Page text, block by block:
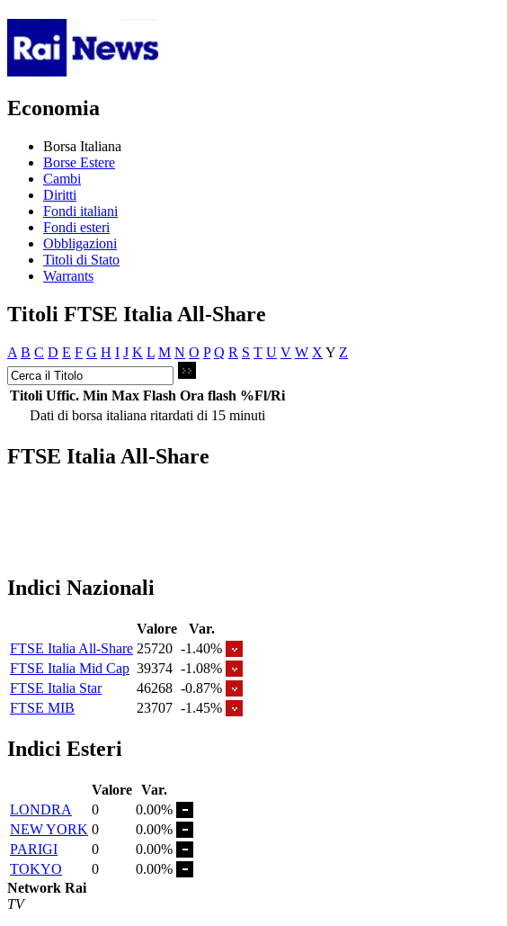
Economia
Borsa Italiana
Borse Estere
Cambi
Diritti
Fondi italiani
Fondi esteri
Obbligazioni
Titoli di Stato
Warrants
Titoli FTSE Italia All-Share
A B C D E F G H I J K L M N O P Q R S T U V W X Y Z
Titoli Uffic. Min Max Flash Ora flash %Fl/Ri
Dati di borsa italiana ritardati di 15 minuti
FTSE Italia All-Share
Indici Nazionali
Valore
Var.
FTSE Italia All-Share 25720 -1.40%
FTSE Italia Mid Cap 39374 -1.08%
FTSE Italia Star
46268 -0.87%
FTSE MIB
23707 -1.45%
Indici Esteri
Valore Var.
LONDRA
0
0.00%
NEW YORK 0
0.00%
PARIGI
0
0.00%
TOKYO
0
0.00%
Network Rai
TV